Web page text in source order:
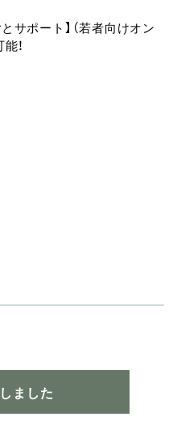
サポート】（若者向けオン
！
ました